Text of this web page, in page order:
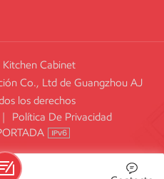
Kitchen Cabinet
Co., Ltd de Guangzhou AJ
los derechos
|
Política De Privacidad